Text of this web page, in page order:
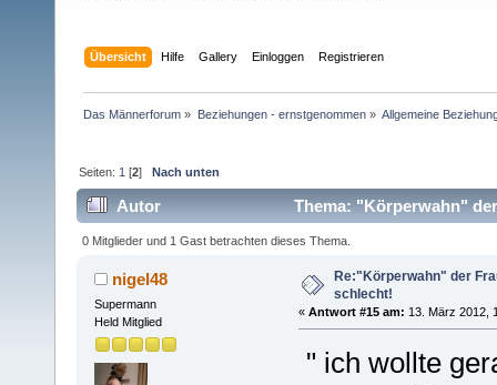
Übersicht Hilfe Gallery Einloggen Registrieren
Das Männerforum » Beziehungen - ernstgenommen» Allgemeine
Seiten: 1 [2]Nach unten
Autor Thema: "Körperwahn"
0 Mitglieder und 1 Gast betrachten dieses Thema.
nigel48
Supermann
Held Mitglied
Re:"Körperwahn" der
schlecht!
« Antwort #15 am: 13. März 2012,
" ich wollte